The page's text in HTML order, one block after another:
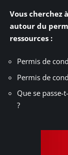
Vous cherchez
autour du
ressources :
Permis de
Permis de
Que se passe-
?